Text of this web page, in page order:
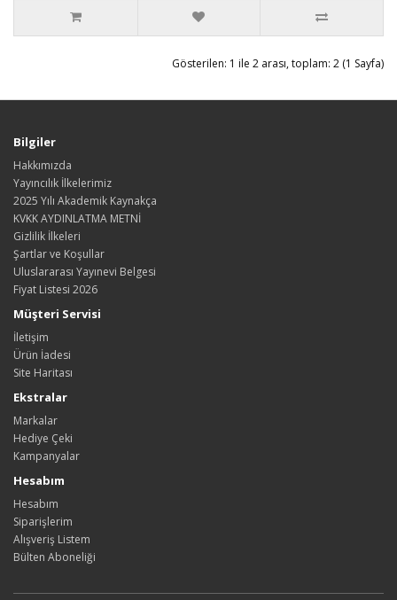
Gösterilen: 1 ile 2 arası, toplam: 2 (1 Sayfa)
Bilgiler
Hakkımızda
Yayıncılık İlkelerimiz
2025 Yılı Akademik Kaynakça
KVKK AYDINLATMA METNİ
Gizlilik İlkeleri
Şartlar ve Koşullar
Uluslararası Yayınevi Belgesi
Fiyat Listesi 2026
Müşteri Servisi
İletişim
Ürün İadesi
Site Haritası
Ekstralar
Markalar
Hediye Çeki
Kampanyalar
Hesabım
Hesabım
Siparişlerim
Alışveriş Listem
Bülten Aboneliği